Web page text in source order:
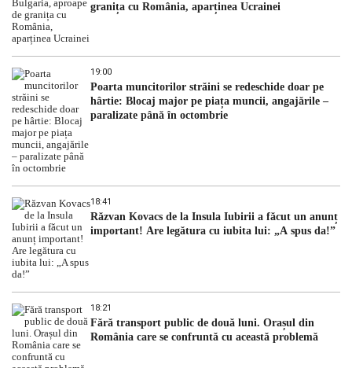
granița cu România, aparținea Ucrainei
19:00
Poarta muncitorilor străini se redeschide doar pe
hârtie: Blocaj major pe piața muncii, angajările –
paralizate până în octombrie
18:41
Răzvan Kovacs de la Insula Iubirii a făcut un anunț
important! Are legătura cu iubita lui: „A spus da!”
18:21
Fără transport public de două luni. Orașul din
România care se confruntă cu această problemă